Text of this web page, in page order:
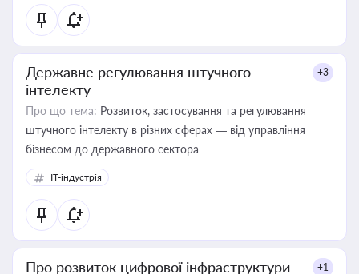
Державне регулювання штучного
інтелекту
+3
Про що тема: Розвиток, застосування та регулювання
штучного інтелекту в різних сферах — від управління
бізнесом до державного сектора
IT-індустрія
Про розвиток цифрової інфраструктури +1